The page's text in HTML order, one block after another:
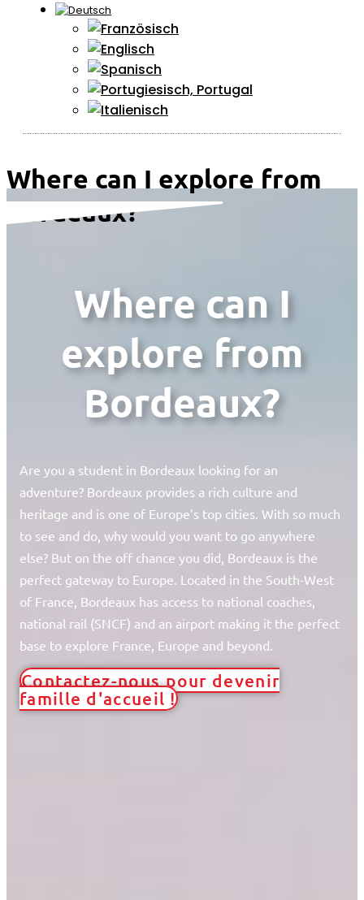
Where can I explore from
Bordeaux?
Where can I
explore from
Bordeaux?
Are you a student in Bordeaux looking for an
adventure? Bordeaux provides a rich culture and
heritage and is one of Europe’s top cities. With so much
to see and do, why would you want to go anywhere
else? But on the off chance you did, Bordeaux is the
perfect gateway to Europe. Located in the South-West
of France, Bordeaux has access to national coaches,
national rail (SNCF) and an airport making it the perfect
base to explore France, Europe and beyond.
Contactez-nous pour devenir
famille d'accueil !